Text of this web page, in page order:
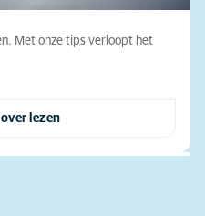
Met onze tips verloopt het
lezen